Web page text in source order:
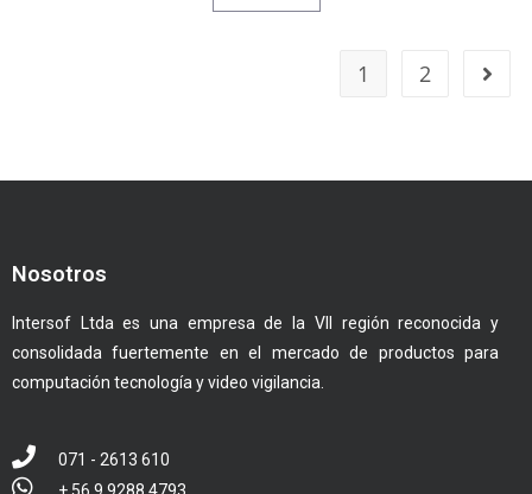
1 2
Nosotros
Intersof Ltda es una empresa de la VII región reconocida y
consolidada fuertemente en el mercado de productos para
computación tecnología y video vigilancia.
071 - 2613 610